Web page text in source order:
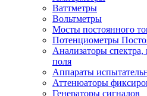
Ваттметры
Вольтметры
Мосты постоянного
Потенциометры
Анализаторы
поля
Аппараты
Аттенюаторы
Генераторы сигналов